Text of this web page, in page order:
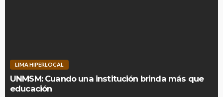
LIMA HIPERLOCAL
UNMSM: Cuando una institución brinda más que
educación